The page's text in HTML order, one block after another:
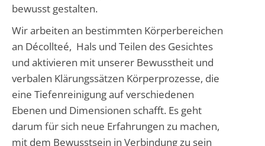
bewusst gestalten.
Wir arbeiten an bestimmten Körperbereichen
an Décollteé, Hals und Teilen des Gesichtes
und aktivieren mit unserer Bewusstheit und
verbalen Klärungssätzen Körperprozesse, die
eine Tiefenreinigung auf verschiedenen
Ebenen und Dimensionen schafft. Es geht
darum für sich neue Erfahrungen zu machen,
mit dem Bewusstsein in Verbindung zu sein